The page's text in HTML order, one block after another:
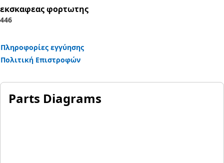
εκσκαφεας φορτωτης
446
Πληροφορίες εγγύησης
Πολιτική Επιστροφών
Parts Diagrams